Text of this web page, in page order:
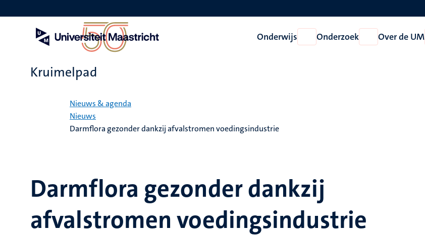
en
Onderwijs
Open
Onderwijs
Onderzoek
Open
Onderzoek
Over de UM
Kruimelpad
Nieuws & agenda
Nieuws
Darmflora gezonder dankzij afvalstromen voedingsindustrie
Darmflora gezonder dankzij
afvalstromen voedingsindustrie